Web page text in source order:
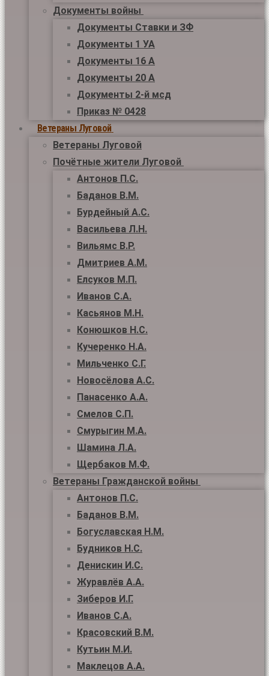
Документы войны
Документы Ставки и ЗФ
Документы 1 УА
Документы 16 А
Документы 20 А
Документы 2-й мсд
Приказ № 0428
Ветераны Луговой
Ветераны Луговой
Почётные жители Луговой
Антонов П.С.
Баданов В.М.
Бурдейный А.С.
Васильева Л.Н.
Вильямс В.Р.
Дмитриев А.М.
Елсуков М.П.
Иванов С.А.
Касьянов М.Н.
Конюшков Н.С.
Кучеренко Н.А.
Мильченко С.Г.
Новосёлова А.С.
Панасенко А.А.
Смелов С.П.
Смурыгин М.А.
Шамина Л.А.
Щербаков М.Ф.
Ветераны Гражданской войны
Антонов П.С.
Баданов В.М.
Богуславская Н.М.
Будников Н.С.
Денискин И.С.
Журавлёв А.А.
Зиберов И.Г.
Иванов С.А.
Красовский В.М.
Кутьин М.И.
Маклецов А.А.